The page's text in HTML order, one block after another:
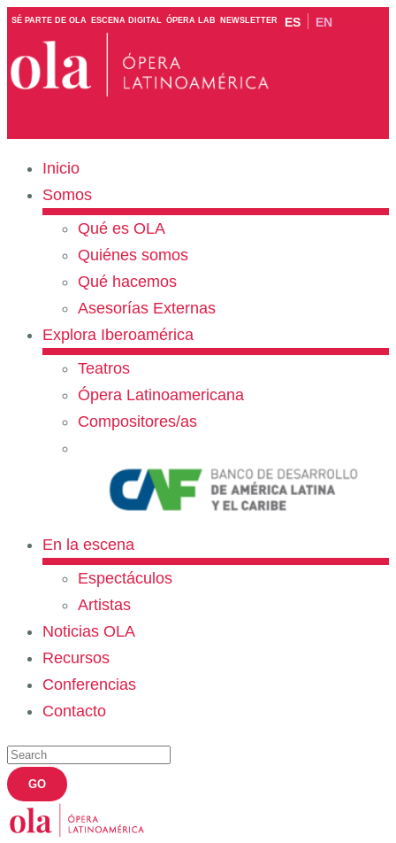
SÉ PARTE DE OLA ESCENA DIGITAL ÓPERA LAB NEWSLETTER ES EN
Inicio
Somos
Qué es OLA
Quiénes somos
Qué hacemos
Asesorías Externas
Explora Iberoamérica
Teatros
Ópera Latinoamericana
Compositores/as
En la escena
Espectáculos
Artistas
Noticias OLA
Recursos
Conferencias
Contacto